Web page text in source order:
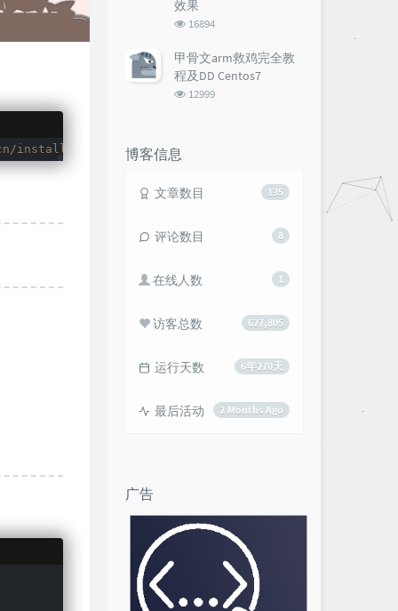
install/install_6.0.sh && sh install.sh
效果
浏
次
数:
16894
甲骨文arm救鸡完全教
程及DD Centos7
浏
12999
博客信息
135
文章数目
8
评论数目
1
在线人数
627,805
访客总数
6年270天
运行天数
2 Mouths Ago
最后活动
广告